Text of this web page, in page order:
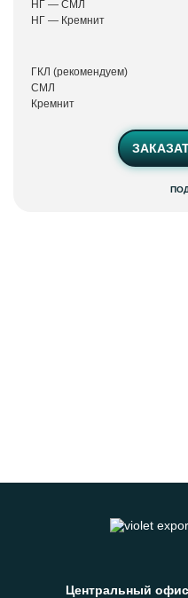
НГ — СМЛ
НГ — Кремнит
ГКЛ (рекомендуем)
СМЛ
Кремнит
Центральный